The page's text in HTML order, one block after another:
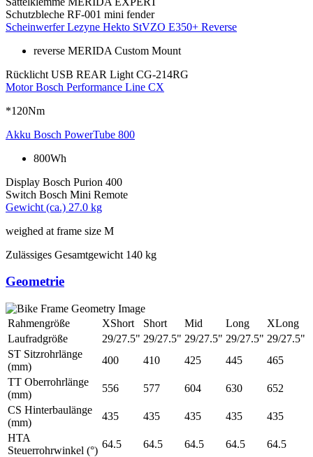
Schutzbleche RF-001 mini fender
Scheinwerfer Lezyne Hekto StVZO E350+ Reverse
reverse MERIDA Custom Mount
Rücklicht USB REAR Light CG-214RG
Motor Bosch Performance Line CX
*120Nm
Akku Bosch PowerTube 800
800Wh
Display Bosch Purion 400
Switch Bosch Mini Remote
Gewicht (ca.) 27.0 kg
weighed at frame size M
Zulässiges Gesamtgewicht 140 kg
Geometrie
Rahmengröße XShort Short Mid Long
XLong
Laufradgröße
29/27.5" 29/27.5" 29/27.5" 29/27.5" 29/27.5"
ST Sitzrohrlänge
(mm)
400 410 425 445
465
TT Oberrohrlänge
(mm)
556 577 604 630
652
CS Hinterbaulänge
(mm)
435 435 435 435
435
HTA
Steuerrohrwinkel (°)
64.5 64.5 64.5 64.5
64.5